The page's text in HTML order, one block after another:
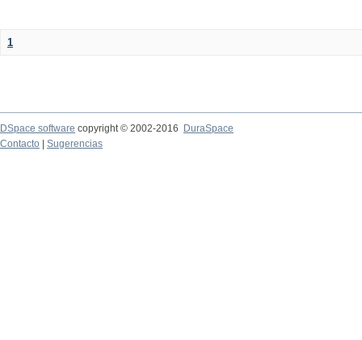
1
DSpace software copyright © 2002-2016
DuraSpace
Contacto
Sugerencias